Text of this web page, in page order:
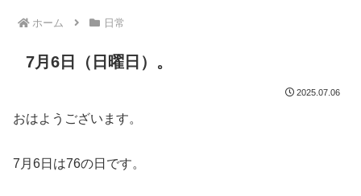
ホーム 日常
7月6日（日曜日）。
2025.07.06
おはようございます。
7月6日は76の日です。